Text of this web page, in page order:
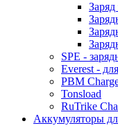
SPE -
Everest -
PBM
Tonsload
RuTrike
Аккумуляторы